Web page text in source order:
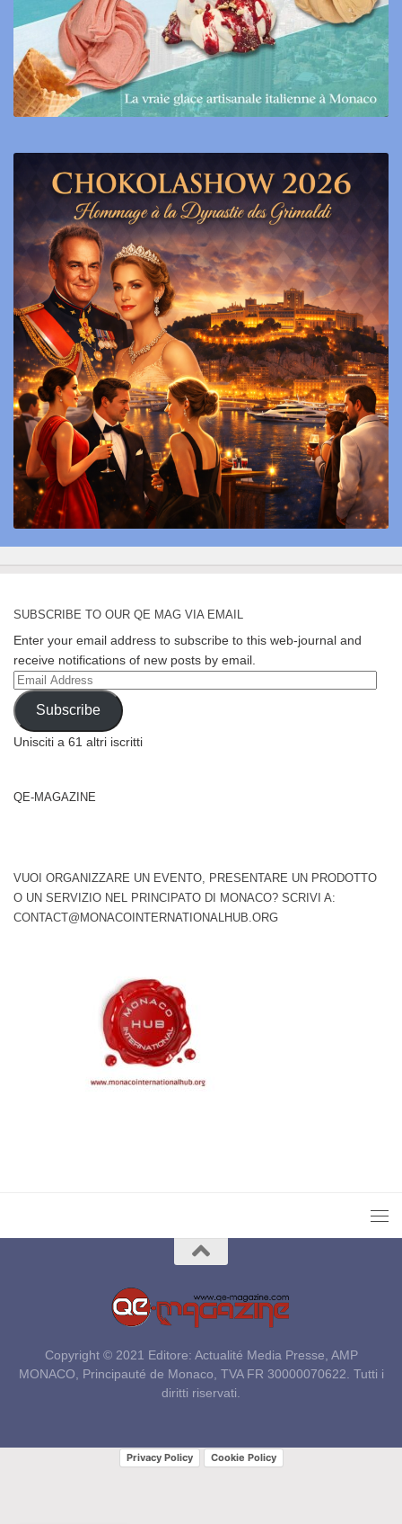
SUBSCRIBE TO OUR QE MAG VIA EMAIL
Enter your email address to subscribe to this web-journal and
receive notifications of new posts by email.
Email
Address
Subscribe
Unisciti a 61 altri iscritti
QE-MAGAZINE
VUOI ORGANIZZARE UN EVENTO, PRESENTARE UN PRODOTTO
O UN SERVIZIO NEL PRINCIPATO DI MONACO? SCRIVI A:
CONTACT@MONACOINTERNATIONALHUB.ORG
Copyright © 2021 Editore: Actualité Media Presse, AMP
MONACO, Principauté de Monaco, TVA FR 30000070622. Tutti i
diritti riservati.
Privacy Policy Cookie Policy